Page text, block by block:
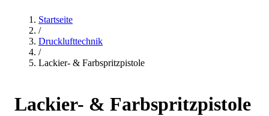
Startseite
/
Drucklufttechnik
/
Lackier- & Farbspritzpistole
Lackier- & Farbspritzpistole